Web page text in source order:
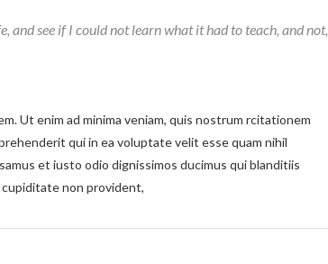
and see if I could not learn what it had to teach, and not,
Ut enim ad minima veniam, quis nostrum rcitationem
qui in ea voluptate velit esse quam nihil
et iusto odio dignissimos ducimus qui blanditiis
non provident,